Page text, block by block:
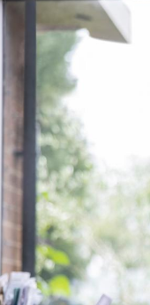
Pourquoi votre ventre
gâche-t-il les premiers
jours de vos vacances ?
Fortes chaleurs :
pourquoi le risque de
noyade grimpe-t-il ?